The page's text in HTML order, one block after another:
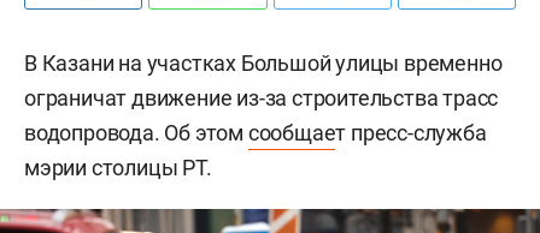
В Казани на участках Большой улицы временно
ограничат движение из-за строительства трасс
водопровода. Об этом сообщает пресс-служба
мэрии столицы РТ.